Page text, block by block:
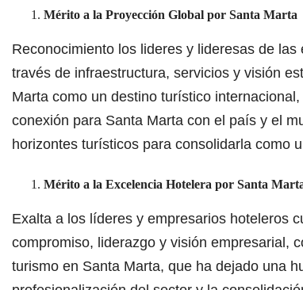
Mérito a la Proyección Global por Santa Marta
Reconocimiento los lideres y lideresas de
través de infraestructura, servicios y visión
Marta como un destino turístico
conexión para Santa Marta con el país y el
horizontes turísticos para consolidarla como
Mérito a la Excelencia Hotelera por Santa
Exalta a los líderes y empresarios hoteleros
compromiso, liderazgo y visión empresarial,
turismo en Santa Marta, que ha dejado una